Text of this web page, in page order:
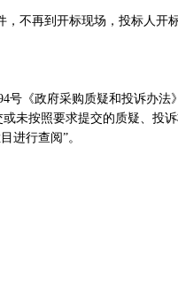
，不再到开标现场，投标人开
号《政府采购质疑和投诉办法
未按照要求提交的质疑、投诉
进行查阅”。